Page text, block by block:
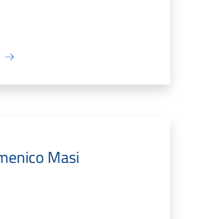
Masi